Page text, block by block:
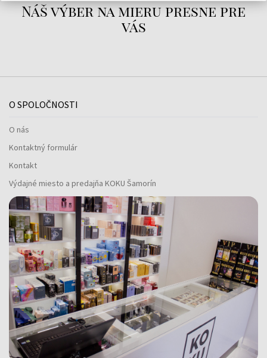
Náš výber na mieru presne pre
vás
O SPOLOČNOSTI
O nás
Kontaktný formulár
Kontakt
Výdajné miesto a predajňa KOKU Šamorín